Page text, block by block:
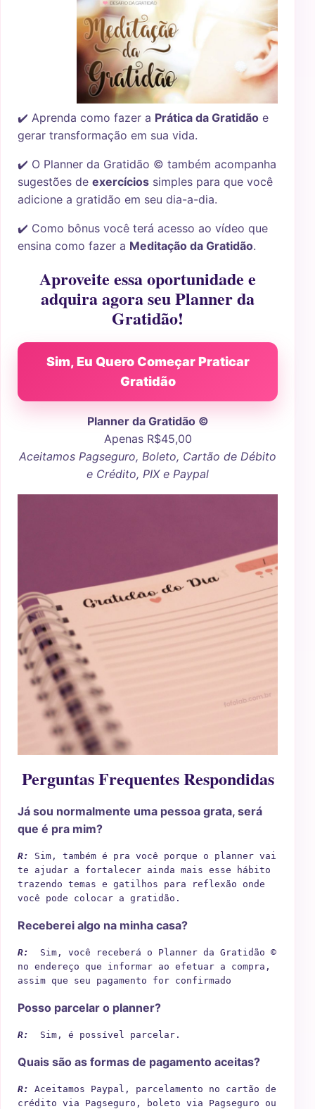
✔️ Aprenda como fazer a Prática da Gratidão e
gerar transformação em sua vida.
✔️ O Planner da Gratidão © também acompanha
sugestões de exercícios simples para que você
adicione a gratidão em seu dia-a-dia.
✔️ Como bônus você terá acesso ao vídeo que
ensina como fazer a Meditação da Gratidão.
Aproveite essa oportunidade e
adquira agora seu Planner da
Gratidão!
Sim, Eu Quero Começar Praticar
Gratidão
Planner da Gratidão ©
Apenas R$45,00
Aceitamos Pagseguro, Boleto, Cartão de Débito
e Crédito, PIX e Paypal
Perguntas Frequentes Respondidas
Já sou normalmente uma pessoa grata, será
que é pra mim?
R: Sim, também é pra você porque o planner vai
te ajudar a fortalecer ainda mais esse hábito
trazendo temas e gatilhos para reflexão onde
você pode colocar a gratidão.
Receberei algo na minha casa?
R:
Sim, você receberá o Planner da Gratidão ©
no endereço que informar ao efetuar a compra,
assim que seu pagamento for confirmado
Posso parcelar o planner?
R: Sim, é possível parcelar.
Quais são as formas de pagamento aceitas?
R:
Aceitamos Paypal, parcelamento no cartão de
crédito via Pagseguro, boleto via Pagseguro ou